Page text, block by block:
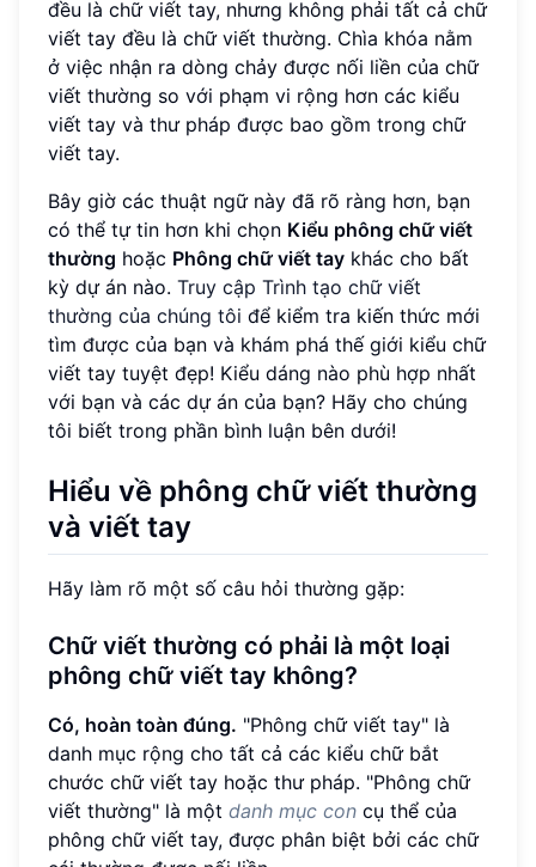
đều là chữ viết tay, nhưng không phải tất cả chữ
viết tay đều là chữ viết thường. Chìa khóa nằm
ở việc nhận ra dòng chảy được nối liền của chữ
viết thường so với phạm vi rộng hơn các kiểu
viết tay và thư pháp được bao gồm trong chữ
viết tay.
Bây giờ các thuật ngữ này đã rõ ràng hơn, bạn
có thể tự tin hơn khi chọn Kiểu phông chữ viết
thường hoặc Phông chữ viết tay khác cho bất
kỳ dự án nào. Truy cập Trình tạo chữ viết
thường của chúng tôi để kiểm tra kiến thức mới
tìm được của bạn và khám phá thế giới kiểu chữ
viết tay tuyệt đẹp! Kiểu dáng nào phù hợp nhất
với bạn và các dự án của bạn? Hãy cho chúng
tôi biết trong phần bình luận bên dưới!
Hiểu về phông chữ viết thường
và viết tay
Hãy làm rõ một số câu hỏi thường gặp:
Chữ viết thường có phải là một loại
phông chữ viết tay không?
Có, hoàn toàn đúng. "Phông chữ viết tay" là
danh mục rộng cho tất cả các kiểu chữ bắt
chước chữ viết tay hoặc thư pháp. "Phông chữ
viết thường" là một danh mục con cụ thể của
phông chữ viết tay, được phân biệt bởi các chữ